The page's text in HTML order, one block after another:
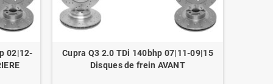
02|12-
Cupra Q3 2.0 TDi 140bhp 07|11-09|15
Disques de frein AVANT